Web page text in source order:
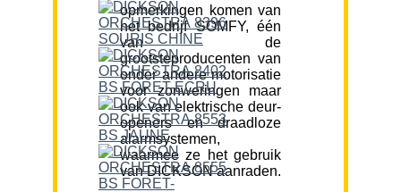
opmerkingen komen van
het bedrijf SOMFY, één
van de
grootsteproducenten van
onder andere motorisatie
voor zonweringen maar
ook van elektrische deur-
openers en draadloze
alarmsystemen,
waarmee ze het gebruik
van DICKSON aanraden.